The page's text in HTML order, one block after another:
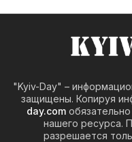
"Kyiv-Day" –
защищены. Копируя
day.com
нашего ресурса.
разрешается